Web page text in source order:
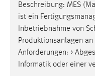
Beschreibung: MES
ist ein
Inbetriebnahme von
Produktionsanlagen an
Anforderungen: >
Informatik oder einer